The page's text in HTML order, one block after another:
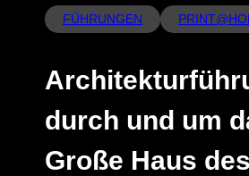
FÜHRUNGEN
durch und um
Große Haus des